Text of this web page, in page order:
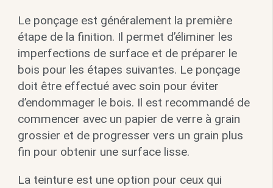
Le ponçage est généralement la première
étape de la finition. Il permet d’éliminer les
imperfections de surface et de préparer le
bois pour les étapes suivantes. Le ponçage
doit être effectué avec soin pour éviter
d’endommager le bois. Il est recommandé de
commencer avec un papier de verre à grain
grossier et de progresser vers un grain plus
fin pour obtenir une surface lisse.
La teinture est une option pour ceux qui